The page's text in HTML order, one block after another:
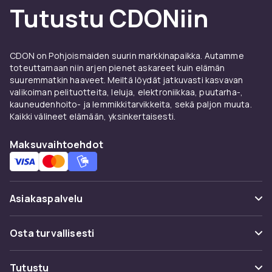
pelikokemukseesi
säädettävä paino – langallisia pelihiiriä on
saatavilla monenlaisissa malleissa. Halusitpa
sitten hiiren, joka sulautuu pelikokoonpanoosi
tai erottuu siitä, on olemassa vaihtoehtoja,
jotka sopivat sekä käteesi että silmääsi.
Miksi monet esports-pelaajat
valitsevat langallisen hiiren
Kilpailupelaamisessa jokainen millisekunti on
tärkeä – siksi langalliset pelihiiret ovat usein
ensisijainen valinta. Ne tarjoavat tasaisen
suorituskyvyn ilman viiveen riskiä ja toimivat
Tutustu CDONiin
CDON on Pohjoismaiden suurin markkinapaikka. Autamme
toteuttamaan niin arjen pienet askareet kuin elämän
suuremmatkin haaveet. Meiltä löydät jatkuvasti kasvavan
valikoiman pelituotteita, leluja, elektroniikkaa, puutarha-,
kauneudenhoito- ja lemmikkitarvikkeita, sekä paljon muuta.
Kaikki välineet elämään, yksinkertaisesti.
Maksuvaihtoehdot
Asiakaspalvelu
Usein kysyttyä (UKK)
Seuraa pakettia
Osta turvallisesti
Maksuvaihtoehdot
Tutustu